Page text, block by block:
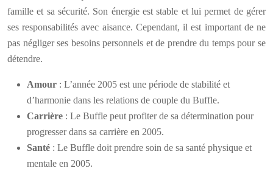
famille et sa sécurité. Son énergie est stable et lui permet de gérer
ses responsabilités avec aisance. Cependant, il est important de ne
pas négliger ses besoins personnels et de prendre du temps pour se
détendre.
Amour : L’année 2005 est une période de stabilité et
d’harmonie dans les relations de couple du Buffle.
Carrière : Le Buffle peut profiter de sa détermination pour
progresser dans sa carrière en 2005.
Santé : Le Buffle doit prendre soin de sa santé physique et
mentale en 2005.